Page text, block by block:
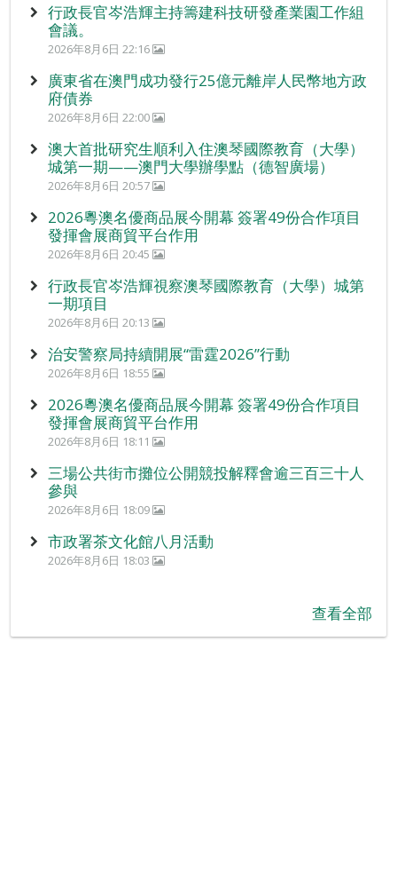
行政長官岑浩輝主持籌建科技研發產業園工作組
會議。
2026年8月6日 22:16
廣東省在澳門成功發行25億元離岸人民幣地方政
府債券
2026年8月6日 22:00
澳大首批研究生順利入住澳琴國際教育（大學）
城第一期——澳門大學辦學點（德智廣場）
2026年8月6日 20:57
2026粵澳名優商品展今開幕 簽署49份合作項目
發揮會展商貿平台作用
2026年8月6日 20:45
行政長官岑浩輝視察澳琴國際教育（大學）城第
一期項目
2026年8月6日 20:13
治安警察局持續開展“雷霆2026”行動
2026年8月6日 18:55
2026粵澳名優商品展今開幕 簽署49份合作項目
發揮會展商貿平台作用
2026年8月6日 18:11
三場公共街市攤位公開競投解釋會逾三百三十人
參與
2026年8月6日 18:09
市政署茶文化館八月活動
2026年8月6日 18:03
查看全部